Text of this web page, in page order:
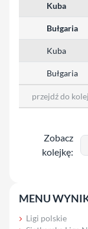
Kuba
Bułgaria
Kuba
Bułgaria
przejdź do
Zobacz
kolejkę:
MENU
Ligi polskie